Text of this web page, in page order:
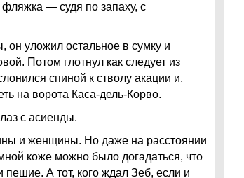
— судя по запаху, с
уложил остальное в сумку и
Потом глотнул как следует из
спиной к стволу акации и,
на ворота Каса-дель-Корво.
с асиенды.
и женщины. Но даже на расстоянии
коже можно было догадаться, что
пешие. А тот, кого ждал Зеб, если и